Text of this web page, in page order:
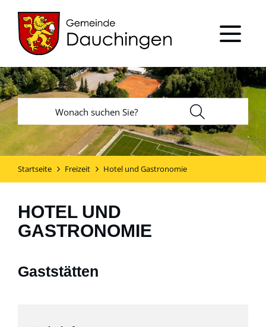
Startseite Freizeit Hotel und Gastronomie
HOTEL UND
GASTRONOMIE
Gaststätten